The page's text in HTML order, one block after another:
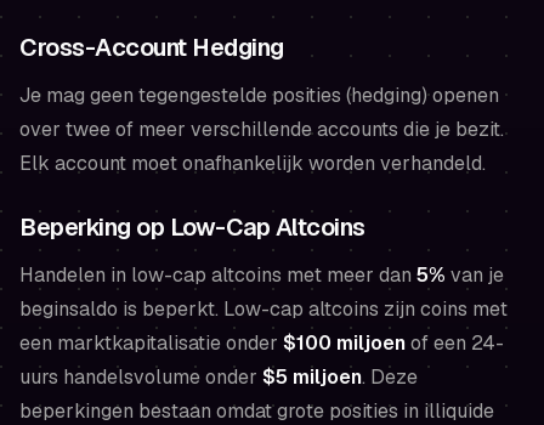
Cross-Account Hedging
Je mag geen tegengestelde posities (hedging) openen
over twee of meer verschillende accounts die je bezit.
Elk account moet onafhankelijk worden verhandeld.
Beperking op Low-Cap Altcoins
Handelen in low-cap altcoins met meer dan 5% van je
beginsaldo is beperkt. Low-cap altcoins zijn coins met
een marktkapitalisatie onder $100 miljoenof een 24-
uurs handelsvolume onder $5 miljoen. Deze
beperkingen bestaan omdat grote posities in illiquide